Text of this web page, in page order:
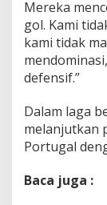
Mereka
gol. Kami
kami tidak
defensif.”
Dalam laga
melanjutkan
Portugal
Baca juga :